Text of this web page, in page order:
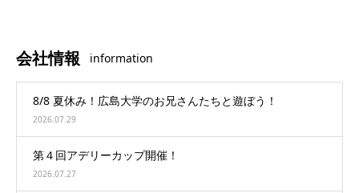
会社情報 information
8/8 夏休み！広島大学のお兄さんたちと遊ぼう！
2026.07.29
第４回アデリーカップ開催！
2026.07.27